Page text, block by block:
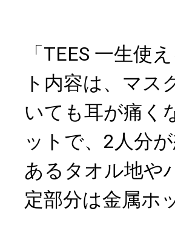
「TEES 一生使
ト内容は、マス
いても耳が痛く
ットで、2人分
あるタオル地や
定部分は金属ホ